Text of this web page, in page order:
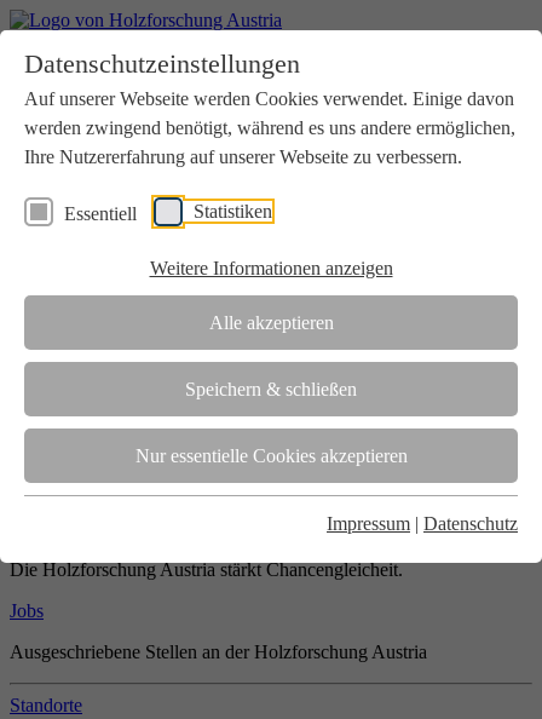
Datenschutzeinstellungen
Auf unserer Webseite werden Cookies verwendet. Einige davon
werden zwingend benötigt, während es uns andere ermöglichen,
Ihre Nutzererfahrung auf unserer Webseite zu verbessern.
Essentiell Statistiken
Weitere Informationen anzeigen
Alle akzeptieren
Speichern & schließen
Nur essentielle Cookies akzeptieren
Impressum | Datenschutz
Aktuelles
Downloads
Kontakt
Login
Verein
Wir unterstützen die Interessen der Holzbranche in enger
Zusammenarbeit mit Wissenschaft und Wirtschaft.
Die Holzforschung Austria ist akkreditierte Prüf-, Inspektions- und
Team
Unsere gesamte Kompetenz ist in unseren Mitarbeiter:innen
gebündelt
Die Holzforschung Austria stärkt Chancengleicheit.
Jobs
Ausgeschriebene Stellen an der Holzforschung Austria
Standorte